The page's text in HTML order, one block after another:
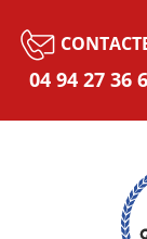
04 94 27 36